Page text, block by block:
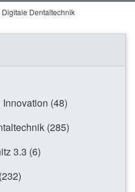
Digitale Dentaltechnik
(48)
(285)
3.3 (6)